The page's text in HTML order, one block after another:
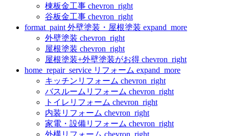
棟板金工事 chevron_right
谷板金工事 chevron_right
format_paint 外壁塗装・屋根塗装 expand_more
外壁塗装 chevron_right
屋根塗装 chevron_right
屋根塗装+外壁塗装がお得 chevron_right
home_repair_service リフォーム expand_more
キッチンリフォーム chevron_right
バスルームリフォーム chevron_right
トイレリフォーム chevron_right
内装リフォーム chevron_right
家電・設備リフォーム chevron_right
外構リフォーム chevron_right